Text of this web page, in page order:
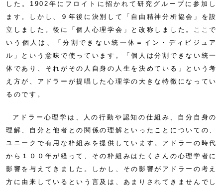
した。1902年にフロイトに招かれて研究グループに参加し
ます。しかし、９年後に決別して「自由精神分析協会」を設
立しました。後に「個人心理学会」と改称しました。ここで
いう個人は、「分割できない統一体＝イン・ディビジュア
ル」という意味で使っています。「個人は分割できない統一
体であり、それがその人自身の人生を決めている」という考
え方が、アドラーが提唱した心理学の大きな特徴になってい
るのです。
アドラー心理学は、人の行動や認知の仕組み、自分自身の
理解、自分と他者との関係の理解といったことについての、
ユニークで有用な枠組みを提供しています。アドラーの時代
から１００年が経って、その枠組みはたくさんの心理学者に
影響を与えてきました。しかし、その影響がアドラーの考え
方に由来しているという言及は、あまりされてきませんでし